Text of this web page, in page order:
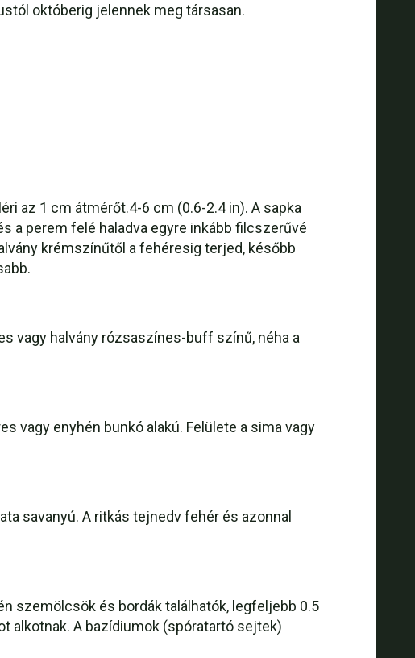
októberig jelennek meg társasan.
az 1 cm átmérőt.4-6 cm (0.6-2.4 in). A sapka
a perem felé haladva egyre inkább filcszerűvé
krémszínűtől a fehéresig terjed, később
vagy halvány rózsaszínes-buff színű, néha a
vagy enyhén bunkó alakú. Felülete a sima vagy
savanyú. A ritkás tejnedv fehér és azonnal
szemölcsök és bordák találhatók, legfeljebb 0.5
alkotnak. A bazídiumok (spóratartó sejtek)